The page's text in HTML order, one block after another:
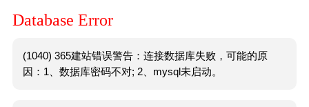
Database Error
(1040) 365建站错误警告：连接数据库失败，可能的原
因：1、数据库密码不对; 2、mysql未启动。